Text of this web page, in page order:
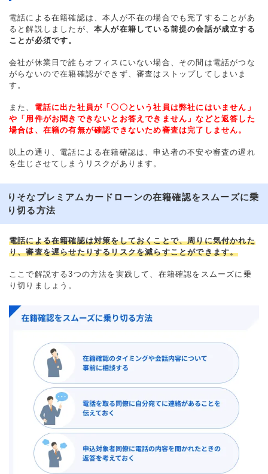
電話による在籍確認は、本人が不在の場合でも完了することがあ
ると解説しましたが、 本人が在籍している前提の会話が成立する
ことが必須です。
会社が休業日で誰もオフィスにいない場合、その間は電話がつな
がらないので在籍確認ができず、審査はストップしてしまいま
す。
また、 電話に出た社員が「〇〇という社員は弊社にはいません」
や「用件がお聞きできないとお答えできません」などと返答した
場合は、在籍の有無が確認できないため審査は完了しません。
以上の通り、電話による在籍確認は、申込者の不安や審査の遅れ
を生じさせてしまうリスクがあります。
りそなプレミアムカードローンの在籍確認をスムーズに乗
り切る方法
電話による在籍確認は対策をしておくことで、周りに気付かれた
り、審査を遅らせたりするリスクを減らすことができます。
ここで解説する3つの方法を実践して、在籍確認をスムーズに乗
り切りましょう。